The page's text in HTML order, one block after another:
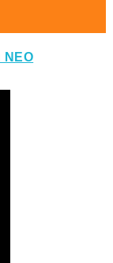
NEO